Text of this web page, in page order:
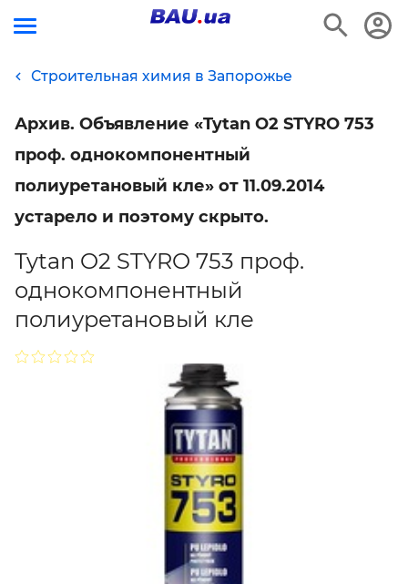
Строительная химия в Запорожье
Архив. Объявление «Tytan O2 STYRO 753
проф. однокомпонентный
полиуретановый кле» от 11.09.2014
устарело и поэтому скрыто.
Tytan O2 STYRO 753 проф.
однокомпонентный
полиуретановый кле